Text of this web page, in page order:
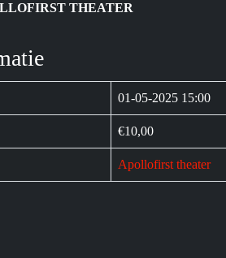
THEATER
01-05-2025 15:00
€10,00
Apollofirst theater